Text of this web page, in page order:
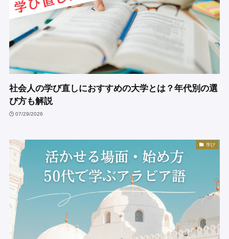
社会人の学び直しにおすすめの大学とは？年代別の選
び方も解説
07/29/2026
学び